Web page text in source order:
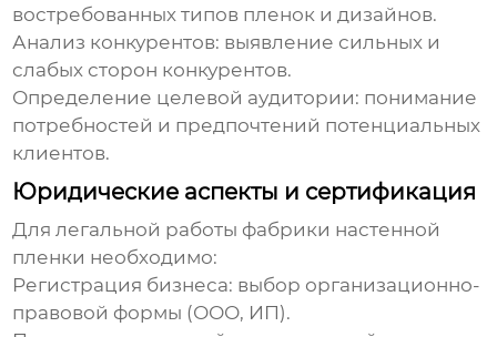
востребованных типов пленок и дизайнов.
Анализ конкурентов: выявление сильных и
слабых сторон конкурентов.
Определение целевой аудитории: понимание
потребностей и предпочтений потенциальных
клиентов.
Юридические аспекты и сертификация
Для легальной работы фабрики настенной
пленки необходимо:
Регистрация бизнеса: выбор организационно-
правовой формы (ООО, ИП).